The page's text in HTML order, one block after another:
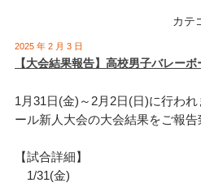
カテ
2025 年 2 月 3 日
【大会結果報告】高校男子バレーボ
1月31日(金)～2月2日(日)に行わ
ール新人大会の大会結果をご報告
【試合詳細】
1/31(金)